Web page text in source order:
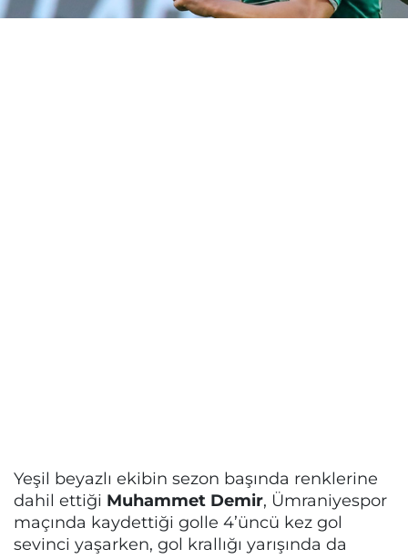
Yeşil beyazlı ekibin sezon başında renklerine
dahil ettiği Muhammet Demir, Ümraniyespor
maçında kaydettiği golle 4’üncü kez gol
sevinci yaşarken, gol krallığı yarışında da